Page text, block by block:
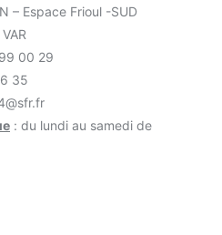
– Espace Frioul -SUD
00 29
35
: du lundi au samedi de